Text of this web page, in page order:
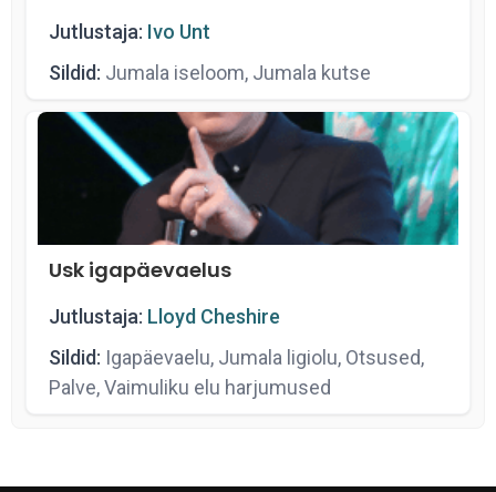
Jutlustaja: Ivo Unt
Sildid: Jumala iseloom, Jumala kutse
Usk igapäevaelus
Jutlustaja: Lloyd Cheshire
Sildid: Igapäevaelu, Jumala ligiolu, Otsused,
Palve, Vaimuliku elu harjumused